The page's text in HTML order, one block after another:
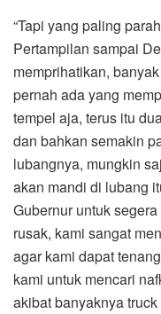
“Tapi yang paling
Pertampilan sampai
memprihatikan,
pernah ada yang
tempel aja, terus itu
dan bahkan semakin
lubangnya, mungkin
akan mandi di lubang
Gubernur untuk
rusak, kami sangat
agar kami dapat
kami untuk mencari
akibat banyaknya